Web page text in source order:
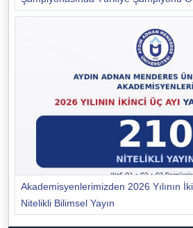
Akademisyenlerimizden 2026 Yılının
Nitelikli Bilimsel Yayın